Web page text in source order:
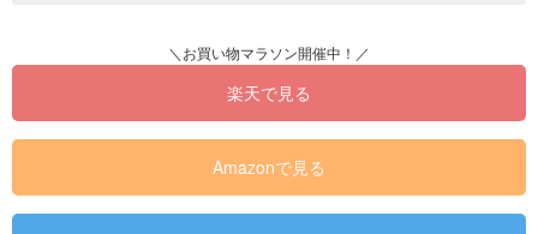
楽天で見る
Amazonで見る